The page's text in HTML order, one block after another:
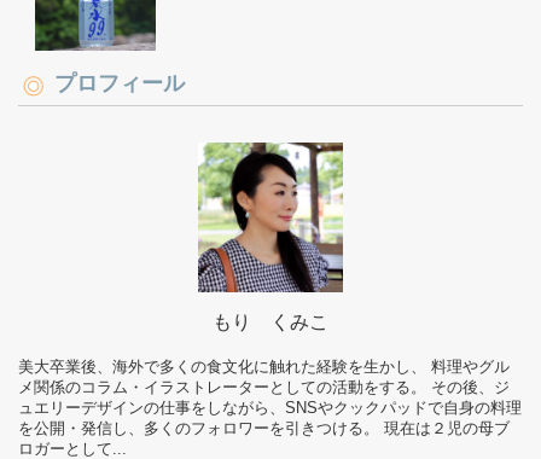
プロフィール
もり くみこ
美大卒業後、海外で多くの食文化に触れた経験を生かし、 料理やグル
メ関係のコラム・イラストレーターとしての活動をする。 その後、ジ
ュエリーデザインの仕事をしながら、SNSやクックパッドで自身の料理
を公開・発信し、多くのフォロワーを引きつける。 現在は２児の母ブ
ロガーとして...